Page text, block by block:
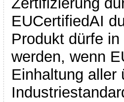
EUCertifiedAI
Produkt dürfe
werden, wenn
Einhaltung aller